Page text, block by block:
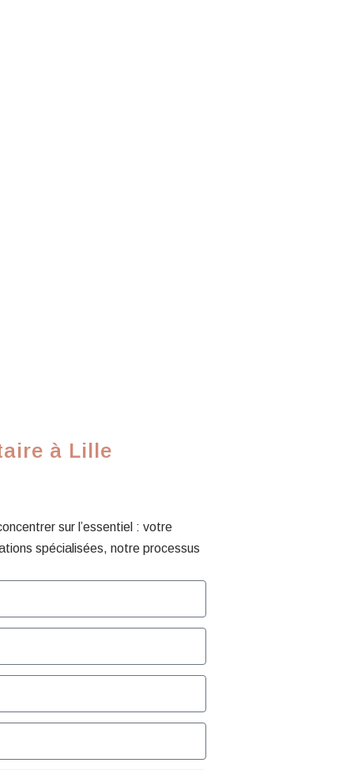
à Lille
sur l’essentiel : votre
spécialisées, notre processus